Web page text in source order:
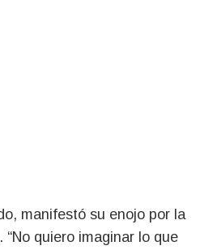
manifestó su enojo por la
quiero imaginar lo que